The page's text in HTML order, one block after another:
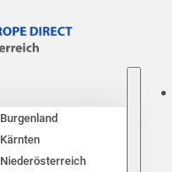
Burgenland
Kärnten
Niederösterreich